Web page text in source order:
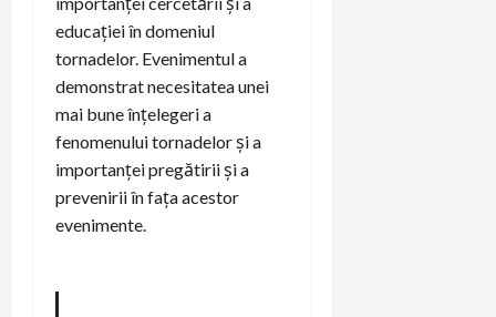
educației în domeniul
tornadelor. Evenimentul a
demonstrat necesitatea unei
mai bune înțelegeri a
fenomenului tornadelor și a
importanței pregătirii și a
prevenirii în fața acestor
evenimente.